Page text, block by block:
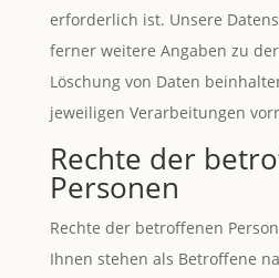
erforderlich ist. Unsere
ferner weitere Angaben zu
Löschung von Daten
jeweiligen Verarbeitungen
Rechte der
Personen
Rechte der betroffenen
Ihnen stehen als Betroffene